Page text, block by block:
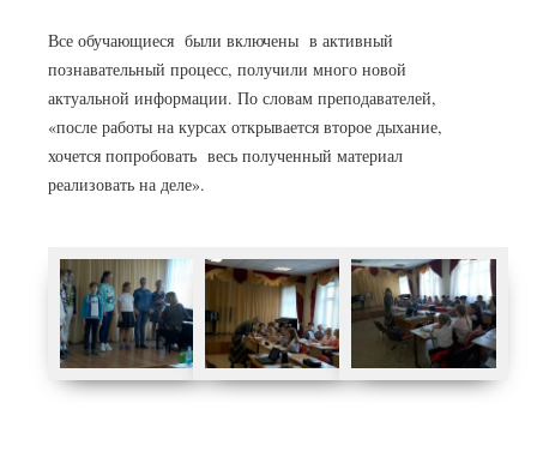
Все обучающиеся были включены в активный
познавательный процесс, получили много новой
актуальной информации. По словам преподавателей,
«после работы на курсах открывается второе дыхание,
хочется попробовать весь полученный материал
реализовать на деле».